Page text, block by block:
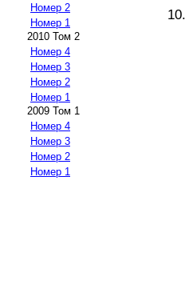
Номер 2
Номер 1
2010 Том 2
Номер 4
Номер 3
Номер 2
Номер 1
2009 Том 1
Номер 4
Номер 3
Номер 2
Номер 1